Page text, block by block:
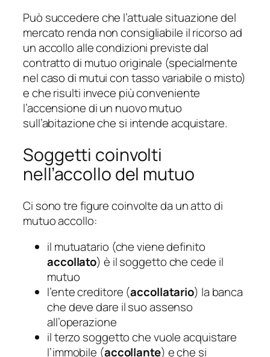
Può succedere che l’attuale situazione del
mercato renda non consigliabile il ricorso ad
un accollo alle condizioni previste dal
contratto di mutuo originale (specialmente
nel caso di mutui con tasso variabile o misto)
e che risulti invece più conveniente
l’accensione di un nuovo mutuo
sull’abitazione che si intende acquistare.
Soggetti coinvolti
nell’accollo del mutuo
Ci sono tre figure coinvolte da un atto di
mutuo accollo:
il mutuatario (che viene definito
accollato) è il soggetto che cede il
mutuo
l’ente creditore (accollatario) la banca
che deve dare il suo assenso
all’operazione
il terzo soggetto che vuole acquistare
l’immobile (accollante) e che si